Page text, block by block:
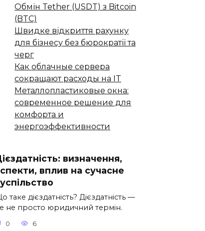
Обмін Tether (USDT) з Bitcoin
(BTC)
Швидке відкриття рахунку
для бізнесу без бюрократії та
черг
Как облачные сервера
сокращают расходы на IT
Металлопластиковые окна:
современное решение для
комфорта и
энергоэффективности
визначення,
вплив на сучасне
таке дієздатність? Дієздатність —
не просто юридичний термін.
0 6